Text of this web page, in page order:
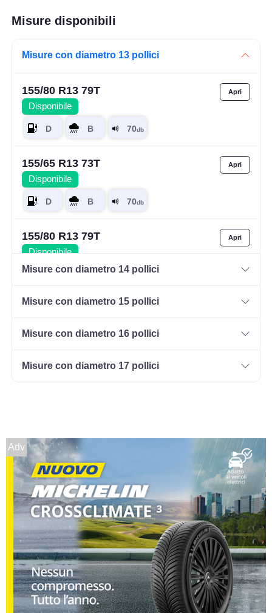
Misure disponibili
Misure con diametro 13 pollici
155/80 R13 79T
Disponibile
155/65 R13 73T
Disponibile
155/80 R13 79T
Disponibile
165/70 R13 79T
155/80 R13 79T
Disponibile
175/70 R13 82T
Disponibile
165/70 R13 79T
Misure con diametro 14 pollici
Misure con diametro 15 pollici
Misure con diametro 16 pollici
Misure con diametro 17 pollici
Adv